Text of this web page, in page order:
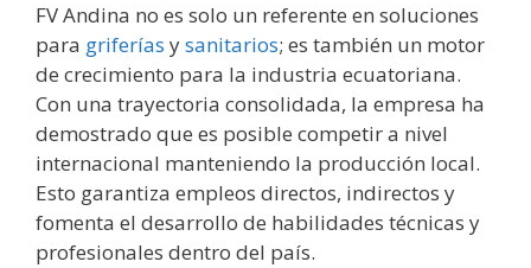
FV Andina no es solo un referente en soluciones
para griferías ysanitarios; es también un motor
de crecimiento para la industria ecuatoriana.
Con una trayectoria consolidada, la empresa ha
demostrado que es posible competir a nivel
internacional manteniendo la producción local.
Esto garantiza empleos directos, indirectos y
fomenta el desarrollo de habilidades técnicas y
profesionales dentro del país.